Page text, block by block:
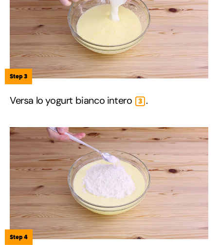
Step 3
Versa lo yogurt bianco intero 3 .
Step 4